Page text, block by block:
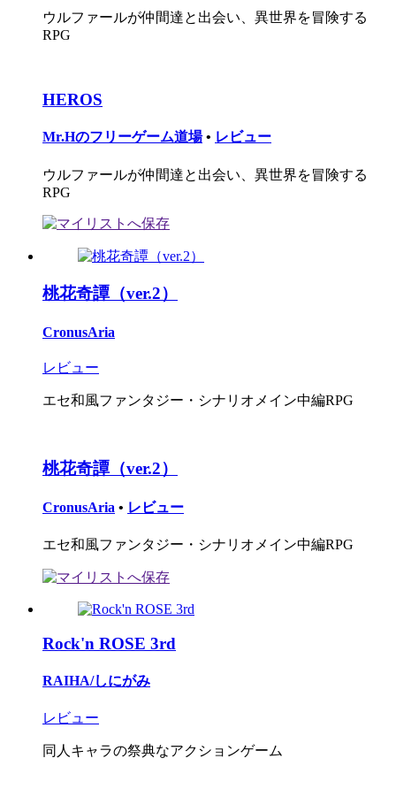
ウルファールが仲間達と出会い、異世界を冒険する
RPG
HEROS
Mr.Hのフリーゲーム道場 • レビュー
ウルファールが仲間達と出会い、異世界を冒険する
RPG
桃花奇譚（ver.2）
CronusAria
レビュー
エセ和風ファンタジー・シナリオメイン中編RPG
桃花奇譚（ver.2）
CronusAria • レビュー
エセ和風ファンタジー・シナリオメイン中編RPG
Rock'n ROSE 3rd
RAIHA/しにがみ
レビュー
同人キャラの祭典なアクションゲーム